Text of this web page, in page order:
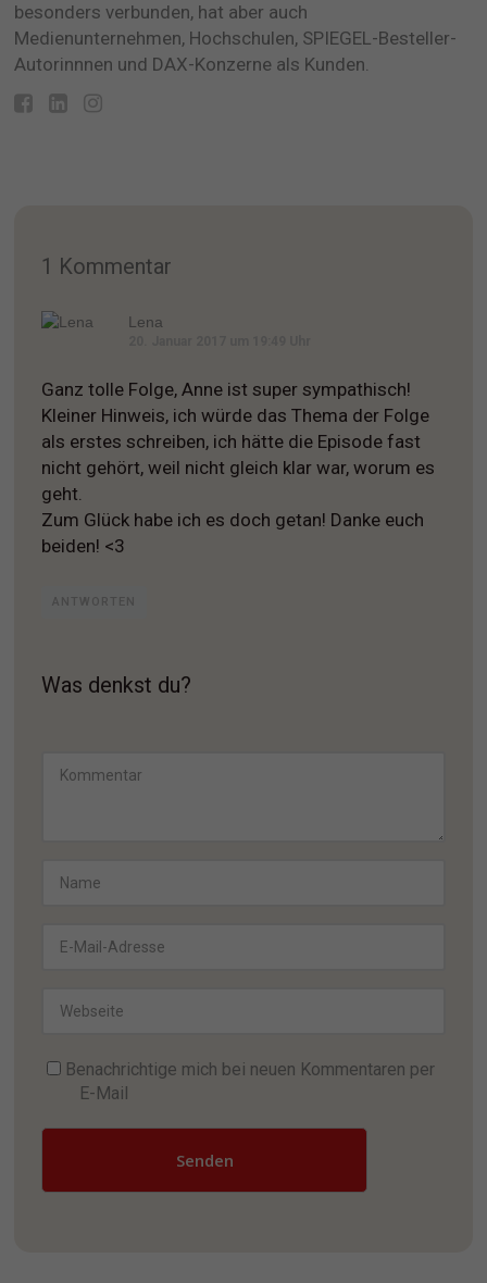
besonders verbunden, hat aber auch
Medienunternehmen, Hochschulen, SPIEGEL-Besteller-
Autorinnnen und DAX-Konzerne als Kunden.
1 Kommentar
Lena
Ganz tolle Folge, Anne ist super sympathisch!
Kleiner Hinweis, ich würde das Thema der Folge
als erstes schreiben, ich hätte die Episode fast
nicht gehört, weil nicht gleich klar war, worum es
geht.
Zum Glück habe ich es doch getan! Danke euch
beiden! <3
ANTWORTEN
Was denkst du?
Benachrichtige mich bei neuen Kommentaren per
E-Mail
Senden